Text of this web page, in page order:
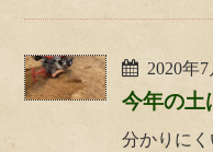
2020年7
今年の土
分かりに